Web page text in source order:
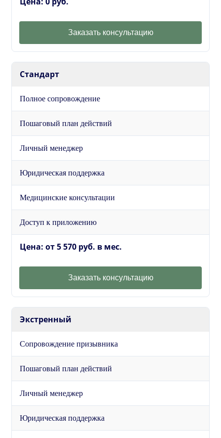
Заказать консультацию
Стандарт
Полное сопровождение
Пошаговый план действий
Личный менеджер
Юридическая поддержка
Медицинские консультации
Доступ к приложению
Цена: от 5 570 руб. в мес.
Заказать консультацию
Экстренный
Сопровождение призывника
Пошаговый план действий
Личный менеджер
Юридическая поддержка